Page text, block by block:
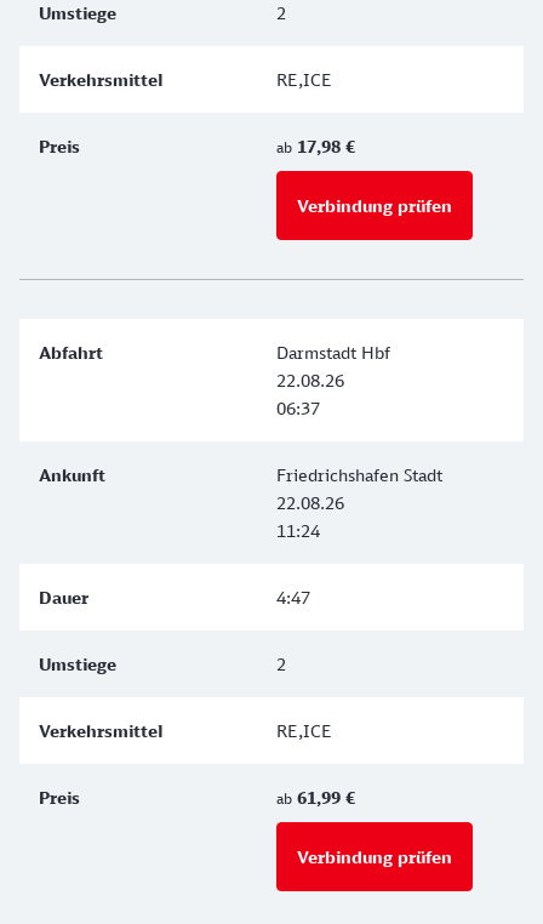
2
RE,ICE
ab 17,98 €
Verbindung prüfen
Darmstadt Hbf
22.08.26
06:37
Friedrichshafen Stadt
22.08.26
11:24
4:47
2
RE,ICE
ab 61,99 €
Verbindung prüfen